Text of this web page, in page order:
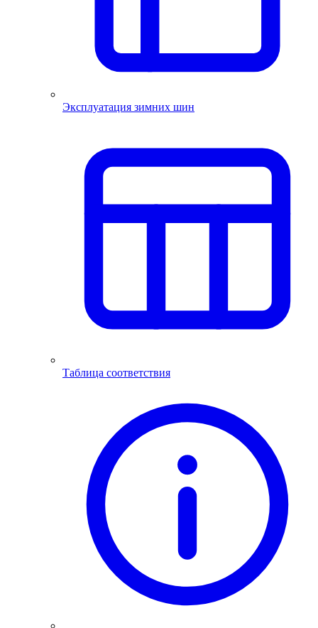
Эксплуатация зимних шин
Таблица соответствия